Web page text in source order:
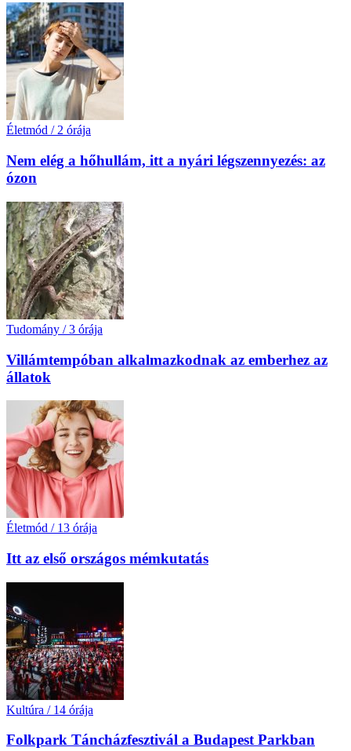
Életmód / 2 órája
Nem elég a hőhullám, itt a nyári légszennyezés: az
ózon
Tudomány / 3 órája
Villámtempóban alkalmazkodnak az emberhez az
állatok
Életmód / 13 órája
Itt az első országos mémkutatás
Kultúra / 14 órája
Folkpark Táncházfesztivál a Budapest Parkban